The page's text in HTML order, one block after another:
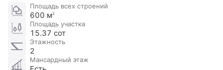
Площадь всех строений
600 м2
Площадь участка
15.37 сот
Этажность
2
Мансардный этаж